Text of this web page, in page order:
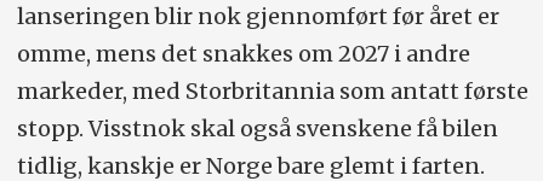
lanseringen blir nok gjennomført før året er
omme, mens det snakkes om 2027 i andre
markeder, med Storbritannia som antatt første
stopp. Visstnok skal også svenskene få bilen
tidlig, kanskje er Norge bare glemt i farten.